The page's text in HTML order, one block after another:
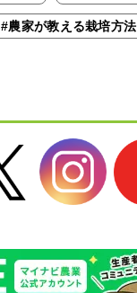
#農家が教える栽培方法